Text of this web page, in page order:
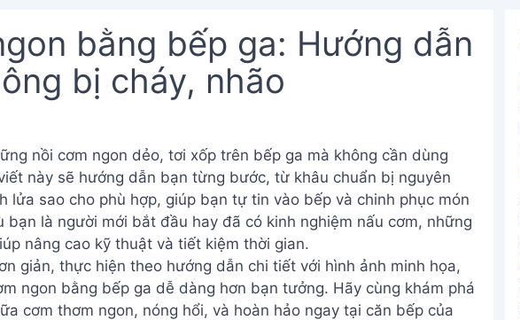
bằng bếp ga: Hướng dẫn
bị cháy, nhão
nồi cơm ngon dẻo, tơi xốp trên bếp ga mà không cần dùng
này sẽ hướng dẫn bạn từng bước, từ khâu chuẩn bị nguyên
lửa sao cho phù hợp, giúp bạn tự tin vào bếp và chinh phục món
bạn là người mới bắt đầu hay đã có kinh nghiệm nấu cơm, những
nâng cao kỹ thuật và tiết kiệm thời gian.
giản, thực hiện theo hướng dẫn chi tiết với hình ảnh minh họa,
ngon bằng bếp ga dễ dàng hơn bạn tưởng. Hãy cùng khám phá
cơm thơm ngon, nóng hổi, và hoàn hảo ngay tại căn bếp của